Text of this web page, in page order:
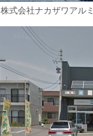
株式会社ナカザワアルミ